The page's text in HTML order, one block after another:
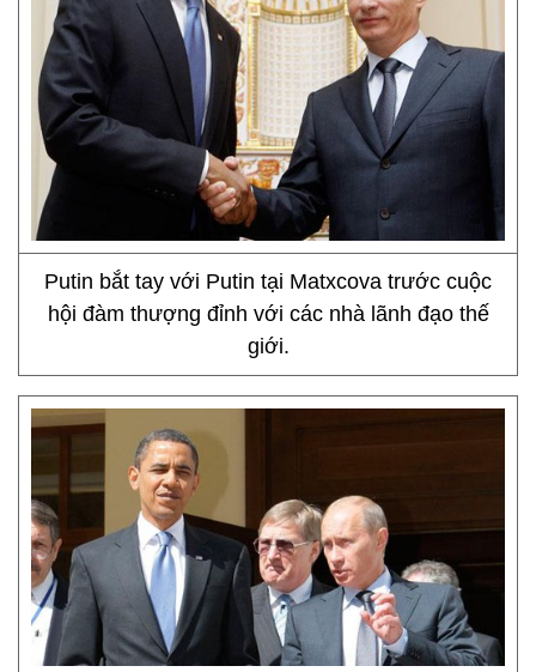
Putin bắt tay với Putin tại Matxcova trước cuộc
hội đàm thượng đỉnh với các nhà lãnh đạo thế
giới.